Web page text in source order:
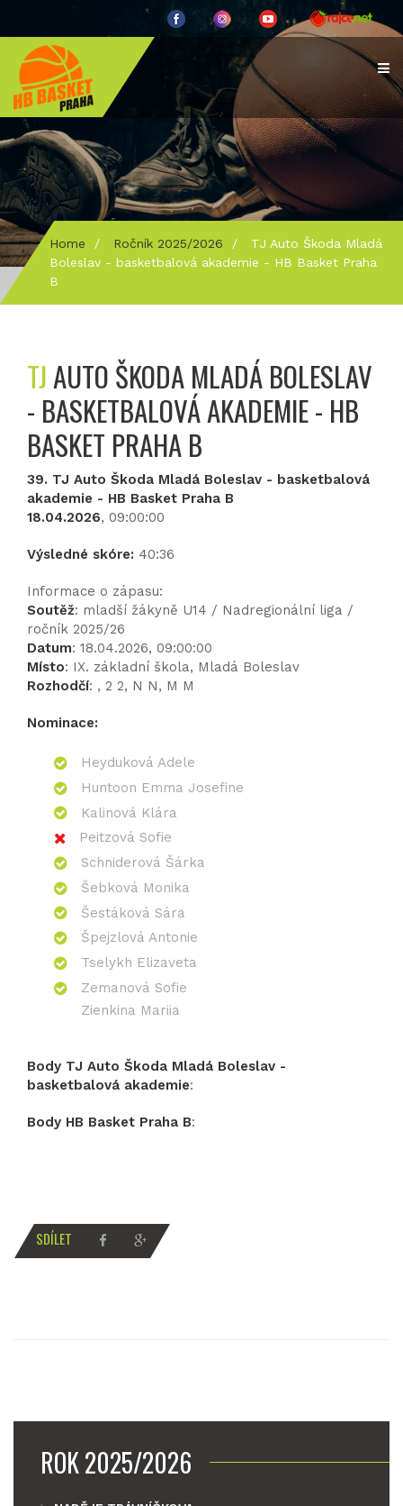
Home / Ročník 2025/2026 /
TJ Auto Škoda Mladá
Boleslav - basketbalová akademie - HB Basket Praha
B
ROK 2025/2026
TJAUTO ŠKODA MLADÁ BOLESLAV
- BASKETBALOVÁ AKADEMIE - HB
BASKET PRAHA B
39. TJ Auto Škoda Mladá Boleslav - basketbalová
akademie - HB Basket Praha B
18.04.2026, 09:00:00
Výsledné skóre: 40:36
Informace o zápasu:
Soutěž: mladší žákyně U14 / Nadregionální liga /
ročník 2025/26
Datum: 18.04.2026, 09:00:00
Místo: IX. základní škola, Mladá Boleslav
Rozhodčí: , 2 2, N N, M M
Nominace:
Heyduková Adele
Huntoon Emma Josefine
Kalinová Klára
Peitzová Sofie
Schniderová Šárka
Šebková Monika
Šestáková Sára
Špejzlová Antonie
Tselykh Elizaveta
Zemanová Sofie
Zienkina Mariia
Body TJ Auto Škoda Mladá Boleslav -
basketbalová akademie:
Body HB Basket Praha B:
SDÍLET